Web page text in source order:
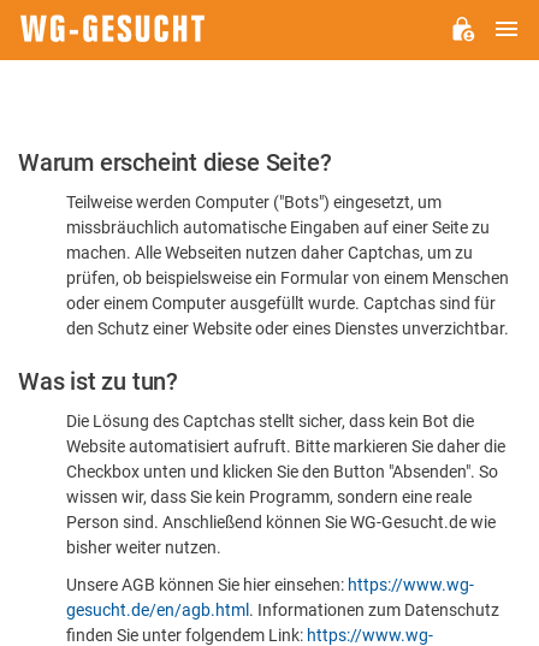
Bitte
dass
sind
Warum erscheint diese Seite?
Teilweise werden Computer ("Bots") eingesetzt, um
missbräuchlich automatische Eingaben auf einer Seite zu
machen. Alle Webseiten nutzen daher Captchas, um zu
prüfen, ob beispielsweise ein Formular von einem Menschen
oder einem Computer ausgefüllt wurde. Captchas sind für
den Schutz einer Website oder eines Dienstes unverzichtbar.
Was ist zu tun?
Die Lösung des Captchas stellt sicher, dass kein Bot die
Website automatisiert aufruft. Bitte markieren Sie daher die
Checkbox unten und klicken Sie den Button "Absenden". So
wissen wir, dass Sie kein Programm, sondern eine reale
Person sind. Anschließend können Sie WG-Gesucht.de wie
bisher weiter nutzen.
Unsere AGB können Sie hier einsehen: https://www.wg-
gesucht.de/en/agb.html . Informationen zum Datenschutz
finden Sie unter folgendem Link: https://www.wg-